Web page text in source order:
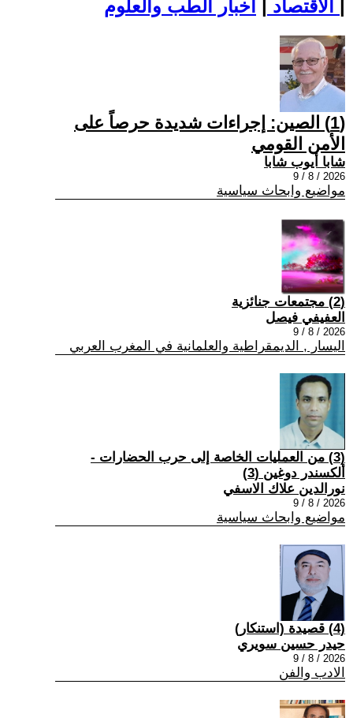
الاقتصاد | |
(1) الصين: إجراءات شديدة حرصاً على
الأمن القومي
شابا أيوب شابا
2026 / 8 / 9
مواضيع وابحاث سياسية
(2) مجتمعات جنائزية
العفيفي فيصل
2026 / 8 / 9
اليسار , الديمقراطية والعلمانية في المغرب العربي
(3) من العمليات الخاصة إلى حرب الحضارات -
ألكسندر دوغين (3)
نورالدين علاك الاسفي
2026 / 8 / 9
مواضيع وابحاث سياسية
(4) قصيدة (استنكار)
حيدر حسين سويري
2026 / 8 / 9
الادب والفن